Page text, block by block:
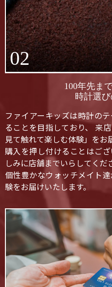
02
100年先ま
時計選び
ファイアーキッズは時計の
ることを目指しており、 来
見て触れて楽しむ体験」をお
購入を押し付けることはご
しみに店舗までいらしてくだ
個性豊かなウォッチメイト
験をお届けいたします。